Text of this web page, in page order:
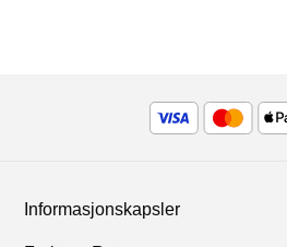
Informasjonskapsler